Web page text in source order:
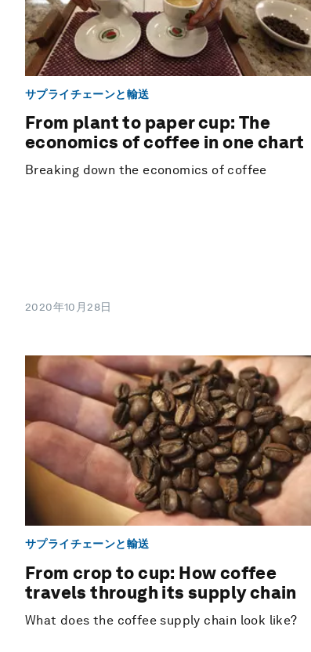
サプライチェーンと輸送
From plant to paper cup: The
economics of coffee in one chart
Breaking down the economics of coffee
2020年10月28日
サプライチェーンと輸送
From crop to cup: How coffee
travels through its supply chain
What does the coffee supply chain look like?